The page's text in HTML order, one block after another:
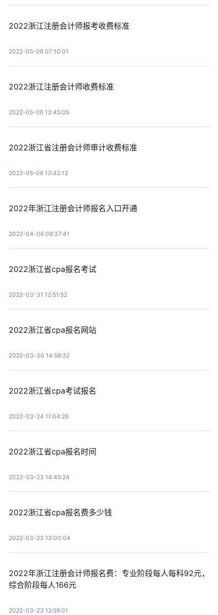
2022浙江注册会计师报考收费标准
2022-05-08 07:10:01
2022浙江注册会计师收费标准
2022-05-06 13:45:05
2022浙江省注册会计师审计收费标准
2022-05-06 13:42:12
2022年浙江注册会计师报名入口开通
2022-04-06 09:37:41
2022浙江省cpa报名考试
2022-03-31 12:51:52
2022浙江省cpa报名网站
2022-03-30 14:58:32
2022浙江省cpa考试报名
2022-03-24 11:04:26
2022浙江省cpa报名时间
2022-03-23 14:45:24
2022浙江省cpa报名费多少钱
2022-03-23 13:00:04
2022年浙江注册会计师报名费：专业阶段每人每科92元，
综合阶段每人166元
2022-03-23 12:59:01